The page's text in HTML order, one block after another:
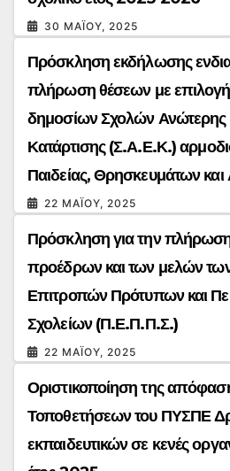
30 ΜΑΪ́ΟΥ, 2025
Πρόσκληση εκδήλωσης
πλήρωση θέσεων με
δημοσίων Σχολών Ανώτερης
Κατάρτισης (Σ.Α.Ε.Κ.)
Παιδείας, Θρησκευμάτων και
22 ΜΑΪ́ΟΥ, 2025
Πρόσκληση για την
προέδρων και των μελών
Επιτροπών Πρότυπων και
Σχολείων (Π.Ε.Π.Π.Σ.)
22 ΜΑΪ́ΟΥ, 2025
Οριστικοποίηση της
Τοποθετήσεων του ΠΥΣΠΕ
εκπαιδευτικών σε κενές